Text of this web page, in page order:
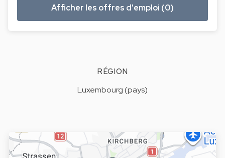
Afficher les offres d'emploi (0)
RÉGION
Luxembourg (pays)